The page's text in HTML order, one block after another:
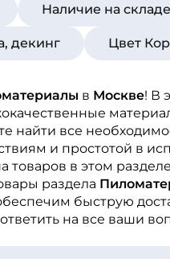
Наличие на
декинг Цвет
в Москве! В
найти все
и простотой в
в этом
раздела
быструю
на все ваши